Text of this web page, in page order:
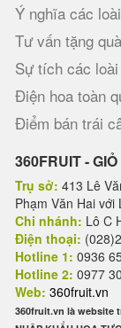
Ý nghĩa các
Tư vấn tặng quà
Sự tích các
Điện hoa toàn
Điểm bán trái
360FRUIT -
Trụ sở: 413 Lê
Phạm Văn Hai với
Chi nhánh: Lô C
Điện thoại:
Hotline 1: 0936
Hotline 2: 0977
Web: 360fruit.vn
360fruit.vn là website